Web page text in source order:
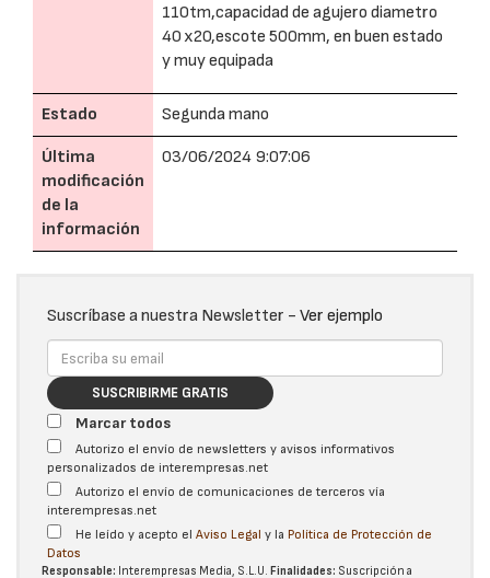
110tm,capacidad de agujero diametro
40 x20,escote 500mm, en buen estado
y muy equipada
Estado Segunda mano
Última
modificación
de la
información
03/06/2024 9:07:06
Suscríbase a nuestra Newsletter - Ver ejemplo
SUSCRIBIRME GRATIS
Marcar todos
Autorizo el envío de newsletters y avisos informativos
personalizados de interempresas.net
Autorizo el envío de comunicaciones de terceros vía
interempresas.net
He leído y acepto el Aviso Legal y la Política de Protección de
Datos
Responsable: Interempresas Media, S.L.U. Finalidades: Suscripción a